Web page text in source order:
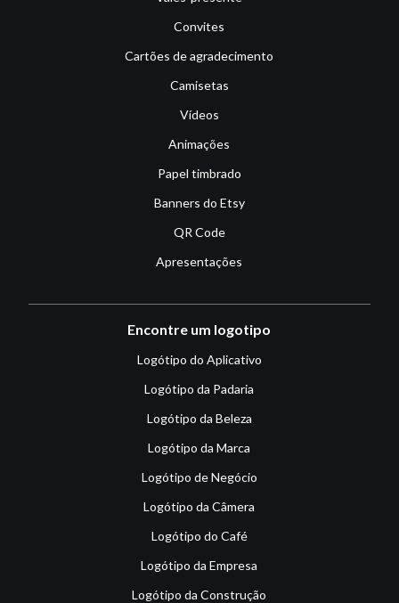
Convites
Cartões de agradecimento
Camisetas
Vídeos
Animações
Papel timbrado
Banners do Etsy
QR Code
Apresentações
Encontre um logotipo
Logótipo do Aplicativo
Logótipo da Padaria
Logótipo da Beleza
Logótipo da Marca
Logótipo de Negócio
Logótipo da Câmera
Logótipo do Café
Logótipo da Empresa
Logótipo da Construção